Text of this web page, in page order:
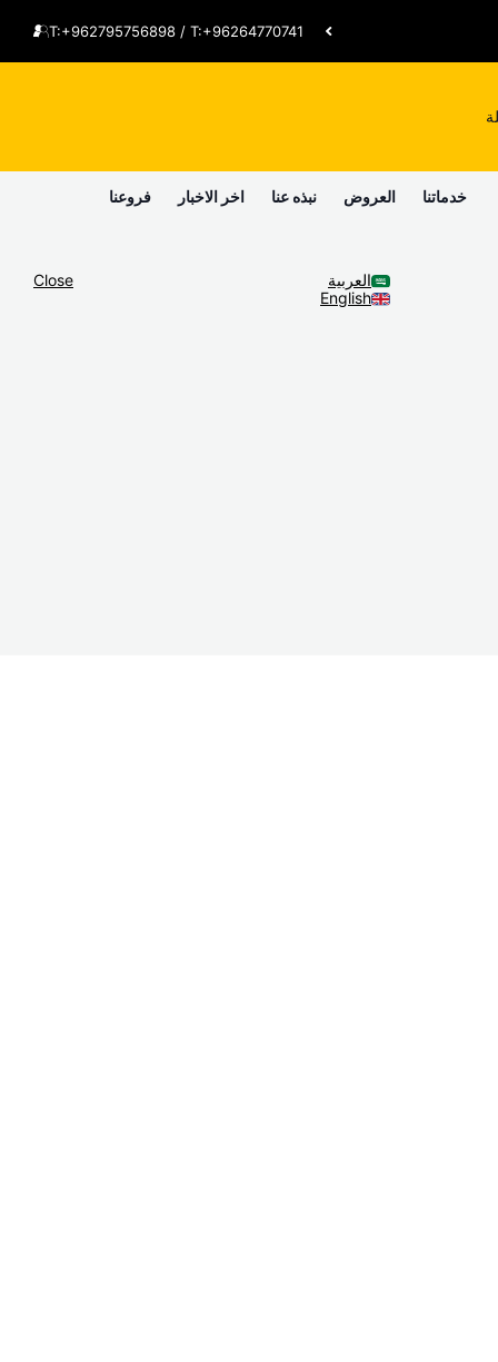
T:+962795756898 / T:+96264770741
خدماتنا العروض نبذه عنا اخر الاخبار فروعنا
العربية
English
Close